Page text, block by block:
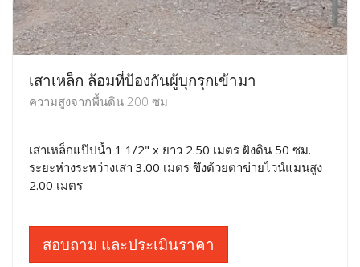
เสาเหล็ก ล้อมที่ป้องกันผู้บุกรุกเข้ามา
ความสูงจากพื้นดิน 200 ซม
เสาเหล็กแป๊ปน้ำ 1 1/2" x ยาว 2.50 เมตร ฝังดิน 50 ซม.
ระยะห่างระหว่างเสา 3.00 เมตร ขึงด้วยตาข่ายไวน์แมนสูง
2.00 เมตร
สอบถาม และประเมินราคา